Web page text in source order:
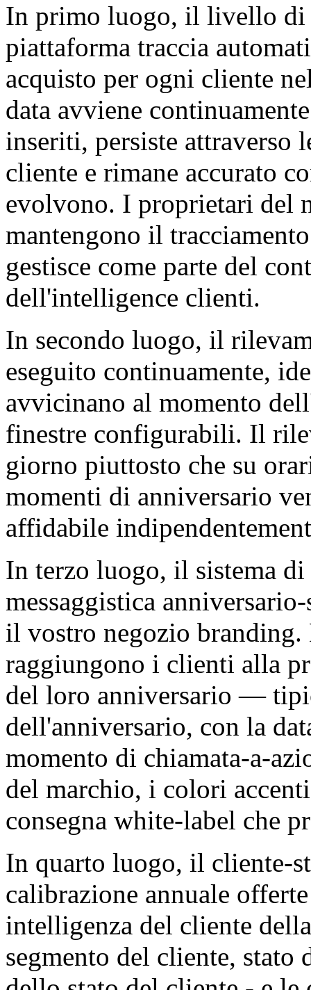
In primo luogo, il livello di
piattaforma traccia
acquisto per ogni cliente
data avviene
inseriti, persiste
cliente e rimane accurato
evolvono. I proprietari del
mantengono il
gestisce come parte del
dell'intelligence clienti.
In secondo luogo, il
eseguito continuamente,
avvicinano al momento
finestre configurabili. Il
giorno piuttosto che su
momenti di anniversario
affidabile
In terzo luogo, il sistema
messaggistica
il vostro negozio
raggiungono i clienti alla
del loro anniversario —
dell'anniversario, con la
momento di chiamata-a-
del marchio, i colori
consegna white-label che
In quarto luogo, il cliente-
calibrazione annuale
intelligenza del cliente
segmento del cliente,